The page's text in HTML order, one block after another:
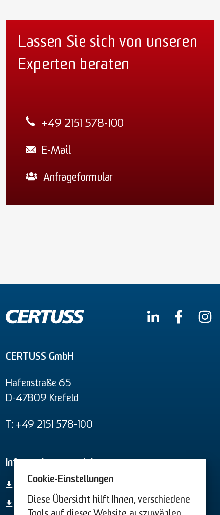
Cookie-Einstellungen
Diese Übersicht hilft Ihnen, verschiedene
Lassen Sie sich von unseren
Experten beraten
+49 2151 578-100
E-Mail
Anfrageformular
CERTUSS GmbH
Hafenstraße 65
D-47809 Krefeld
T: +49 2151 578-100
Informationsmaterial
Gesamt-Produktübersicht
44. BImSchV